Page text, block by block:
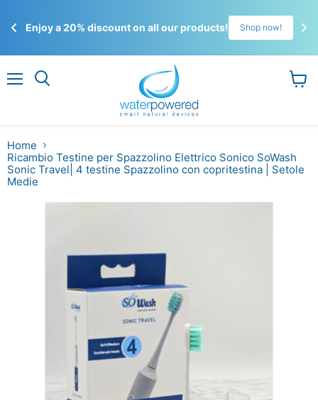
Enjoy a 20% discount on all our products! Shop now!
Gli
Home
Ricambio Testine per Spazzolino Elettrico Sonico SoWash
Sonic Travel| 4 testine Spazzolino con copritestina | Setole
Medie